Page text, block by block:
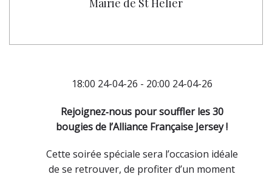
Mairie de St Helier
18:00 24-04-26 - 20:00 24-04-26
Rejoignez‑nous pour souffler les 30
bougies de l’Alliance Française Jersey !
Cette soirée spéciale sera l’occasion idéale
de se retrouver, de profiter d’un moment